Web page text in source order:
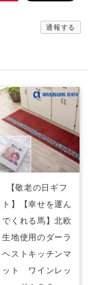
通報する
【敬老の日ギフ
ト】【幸せを運ん
でくれる馬】北欧
生地使用のダーラ
ヘストキッチンマ
ット ワインレッ